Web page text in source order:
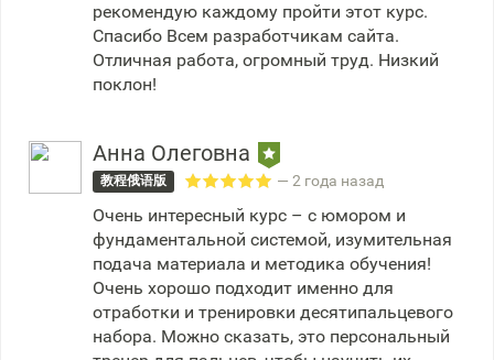
рекомендую каждому пройти этот курс.
Спасибо Всем разработчикам сайта.
Отличная работа, огромный труд. Низкий
поклон!
Анна Олеговна
教程俄语版 — 2 года назад
Очень интересный курс – с юмором и
фундаментальной системой, изумительная
подача материала и методика обучения!
Очень хорошо подходит именно для
отработки и тренировки десятипальцевого
набора. Можно сказать, это персональный